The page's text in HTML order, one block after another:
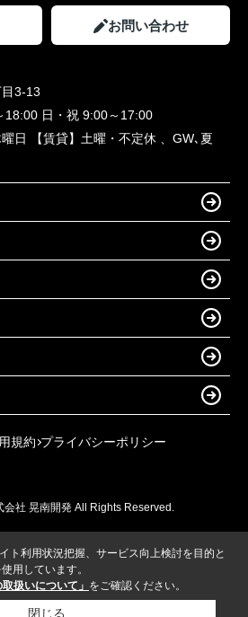
お問い合わせ
3-13
18:00 日・祝 9:00～17:00
曜日 【賃貸】土曜・不定休 、GW､夏
規約 プライバシーポリシー
社 晃南開発 All Rights Reserved.
ト利用状況把握、サービス向上検討を目的と
用しています。
取扱いについて」 をご確認ください。
閉じる